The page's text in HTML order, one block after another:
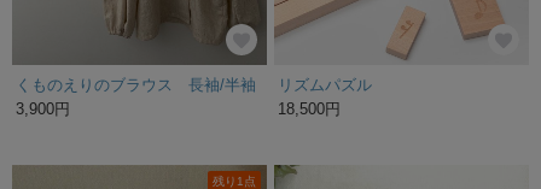
くものえりのブラウス 長袖/半袖
3,900円
リズムパズル
18,500円
残り1点